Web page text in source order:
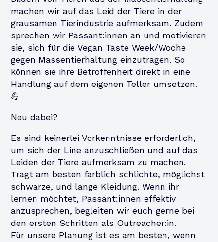
machen wir auf das Leid der Tiere in der
grausamen Tierindustrie aufmerksam. Zudem
sprechen wir Passant:innen an und motivieren
sie, sich für die Vegan Taste Week/Woche
gegen Massentierhaltung einzutragen. So
können sie ihre Betroffenheit direkt in eine
Handlung auf dem eigenen Teller umsetzen.
💪
Neu dabei?
Es sind keinerlei Vorkenntnisse erforderlich,
um sich der Line anzuschließen und auf das
Leiden der Tiere aufmerksam zu machen.
Tragt am besten farblich schlichte, möglichst
schwarze, und lange Kleidung. Wenn ihr
lernen möchtet, Passant:innen effektiv
anzusprechen, begleiten wir euch gerne bei
den ersten Schritten als Outreacher:in.
Für unsere Planung ist es am besten, wenn